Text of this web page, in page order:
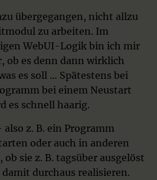
übergegangen, nicht allzu
zu arbeiten. Im
WebUI-Logik bin ich mir
ob es denn dann wirklich
es soll … Spätestens bei
bei einem Neustart
es schnell haarig.
z. B. ein Programm
oder auch in anderen
sie z. B. tagsüber ausgelöst
durchaus realisieren.